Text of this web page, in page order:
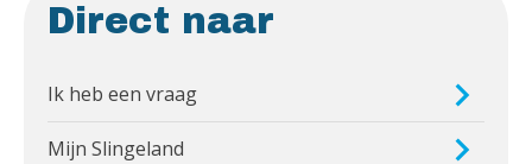
Direct naar
Ik heb een vraag
Mijn Slingeland